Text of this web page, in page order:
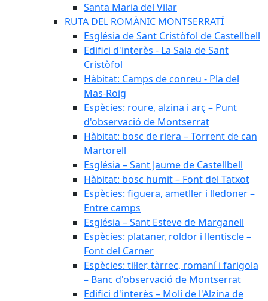
Santa Maria del Vilar
RUTA DEL ROMÀNIC MONTSERRATÍ
Església de Sant Cristòfol de Castellbell
Edifici d'interès - La Sala de Sant
Cristòfol
Hàbitat: Camps de conreu - Pla del
Mas-Roig
Espècies: roure, alzina i arç – Punt
d'observació de Montserrat
Hàbitat: bosc de riera – Torrent de can
Martorell
Església – Sant Jaume de Castellbell
Hàbitat: bosc humit – Font del Tatxot
Espècies: figuera, ametller i lledoner –
Entre camps
Església – Sant Esteve de Marganell
Espècies: plataner, roldor i llentiscle –
Font del Carner
Espècies: til·ler, tàrrec, romaní i farigola
– Banc d'observació de Montserrat
Edifici d'interès – Molí de l'Alzina de